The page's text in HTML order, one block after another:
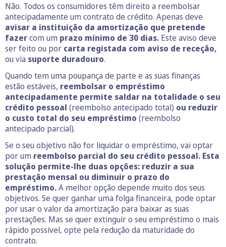
Não. Todos os consumidores têm direito a reembolsar
antecipadamente um contrato de crédito. Apenas deve
avisar a instituição da amortização que pretende
fazercom um prazo mínimo de 30 dias. Este aviso deve
ser feito ou por carta registada com aviso de receção,
ou via suporte duradouro.
Quando tem uma poupança de parte e as suas finanças
estão estáveis, reembolsar o empréstimo
antecipadamente permite saldar na totalidade o seu
crédito pessoal (reembolso antecipado total) ou reduzir
o custo total do seu empréstimo (reembolso
antecipado parcial).
Se o seu objetivo não for liquidar o empréstimo, vai optar
por um reembolso parcial do seu crédito pessoal. Esta
solução permite-lhe duas opções: reduzir a sua
prestação mensal ou diminuir o prazo do
empréstimo.A melhor opção depende muito dos seus
objetivos. Se quer ganhar uma folga financeira, pode optar
por usar o valor da amortização para baixar as suas
prestações. Mas se quer extinguir o seu empréstimo o mais
rápido possível, opte pela redução da maturidade do
contrato.